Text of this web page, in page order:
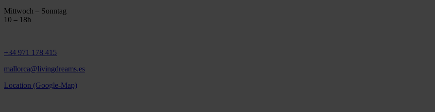
Mittwoch – Sonntag
10 – 18h
+34 971 178 415
mallorca@livingdreams.es
Location (Google-Map)